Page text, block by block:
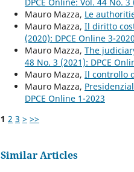
Mauro Mazza, Le
Mauro Mazza, Il diritto
(2020): DPCE Online 3-2020
Mauro Mazza, The
48 No. 3 (2021): DPCE
Mauro Mazza, Il controllo
Mauro Mazza,
DPCE Online 1-2023
1 2 3 > >>
Similar Articles